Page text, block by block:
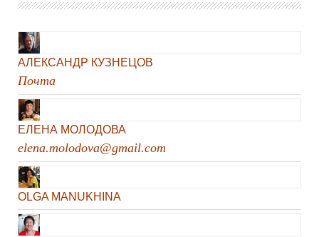
АЛЕКСАНДР КУЗНЕЦОВ
Почта
ЕЛЕНА МОЛОДОВА
elena.molodova@gmail.com
OLGA MANUKHINA